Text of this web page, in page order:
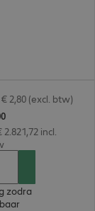
2,80 (excl. btw)
incl.
zodra